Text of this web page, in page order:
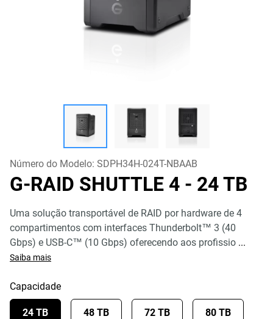
Número do Modelo: SDPH34H-024T-NBAAB
G-RAID SHUTTLE 4 - 24 TB
Uma solução transportável de RAID por hardware de 4
compartimentos com interfaces Thunderbolt™ 3 (40
Gbps) e USB-C™ (10 Gbps) oferecendo aos profissio ...
Saiba mais
Capacidade
24 TB 48 TB 72 TB 80 TB